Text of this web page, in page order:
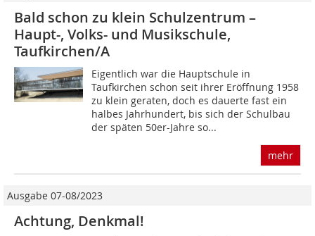
Bald schon zu klein Schulzentrum –
Haupt-, Volks- und Musikschule,
Taufkirchen/A
Eigentlich war die Hauptschule in
Taufkirchen schon seit ihrer Eröffnung 1958
zu klein geraten, doch es dauerte fast ein
halbes Jahrhundert, bis sich der Schulbau
der späten 50er-Jahre so...
mehr
Ausgabe 07-08/2023
Achtung, Denkmal!